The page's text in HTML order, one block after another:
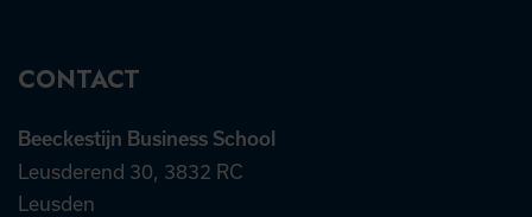
CONTACT
Beeckestijn Business School
Leusderend 30, 3832 RC
Leusden